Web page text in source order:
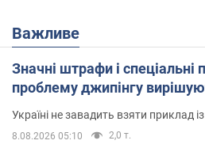
Важливе
Значні штрафи і спеціальні
проблему джипінгу
Україні не завадить взяти приклад
8.08.2026 05:10 2,0 т.